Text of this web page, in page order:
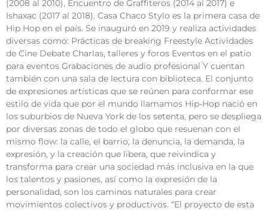
(2008 al 2010), Encuentro de Graffiteros (2014 al 2017) e
Ishaxac (2017 al 2018). Casa Chaco Stylo es la primera casa de
Hip Hop en el país. Se inauguró en 2019 y realiza actividades
diversas como: Prácticas de breaking Freestyle Actividades
de Cine Debate Charlas, talleres y foros Eventos en el patio
para eventos Grabaciones de audio profesional Y cuentan
también con una sala de lectura con biblioteca. El conjunto
de expresiones artísticas que se reúnen para conformar ese
estilo de vida que por el mundo llamamos Hip-Hop nació en
los suburbios de Nueva York de los setenta, pero se despliega
por diversas zonas de todo el globo que resuenan con el
mismo flow: la calle, el barrio, la denuncia, la demanda, la
expresión, y la creación que libera, que reivindica y
transforma para crear una sociedad más inclusiva en la que
los talentos y pasiones, así como la expresión de la
personalidad, son los caminos naturales para crear
movimientos colectivos y productivos. “El proyecto de esta